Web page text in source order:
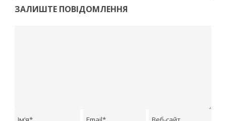
ЗАЛИШТЕ ПОВІДОМЛЕННЯ